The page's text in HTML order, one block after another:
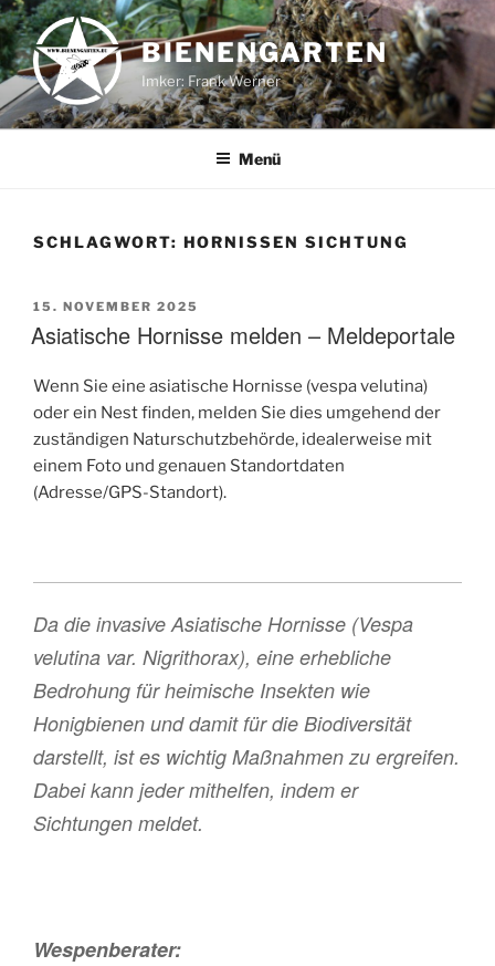
Zum
Inhalt
springen
BIENENGARTEN
Imker: Frank Werner
Menü
SCHLAGWORT: HORNISSEN SICHTUNG
VERÖFFENTLICHT
AM
15. NOVEMBER 2025
Asiatische Hornisse melden – Meldeportale
Wenn Sie eine asiatische Hornisse (vespa velutina)
oder ein Nest finden, melden Sie dies umgehend der
zuständigen Naturschutzbehörde, idealerweise mit
einem Foto und genauen Standortdaten
(Adresse/GPS-Standort).
Da die invasive Asiatische Hornisse (Vespa
velutina var. Nigrithorax), eine erhebliche
Bedrohung für heimische Insekten wie
Honigbienen und damit für die Biodiversität
darstellt, ist es wichtig Maßnahmen zu ergreifen.
Dabei kann jeder mithelfen, indem er
Sichtungen meldet.
Wespenberater: